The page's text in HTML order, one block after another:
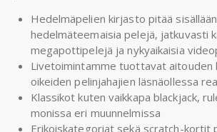
Hedelmäpelien kirjasto pitää
hedelmäteemaisia pelejä, jatkuvasti
megapottipelejä ja nykyaikaisia
Livetoimintamme tuottavat aitouden
oikeiden pelinjahajien läsnäollessa
Klassikot kuten vaikkapa blackjack,
monissa eri muunnelmissa
Erikoiskategoriat sekä scratch-kortit